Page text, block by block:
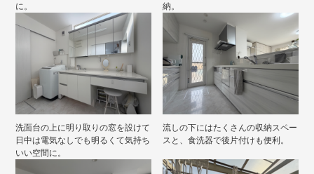
に。
納。
洗面台の上に明り取りの窓を設けて
日中は電気なしでも明るくて気持ち
いい空間に。
流しの下にはたくさんの収納スペー
スと、食洗器で後片付けも便利。